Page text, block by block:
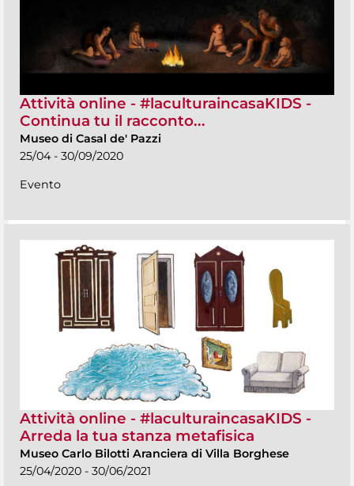
Attività online - #laculturaincasaKIDS -
Continua tu il racconto...
Museo di Casal de' Pazzi
25/04 - 30/09/2020
Evento
Attività online - #laculturaincasaKIDS -
Arreda la tua stanza metafisica
Museo Carlo Bilotti Aranciera di Villa Borghese
25/04/2020 - 30/06/2021